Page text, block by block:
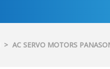
> AC SERVO MOTORS